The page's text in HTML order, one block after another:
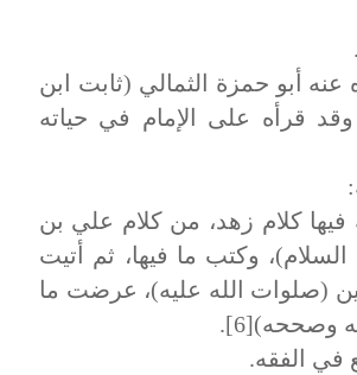
عنه أبو حمزة الثمالي (ثابت ابن
وقد قرأه على الإمام في حياته
كلام زهد، من كلام علي بن
وكتب ما فيها، ثم أتيت
(صلوات الله عليه)، عرضت ما
وصححه)[6].